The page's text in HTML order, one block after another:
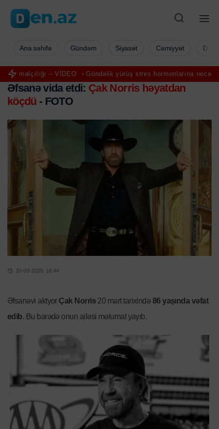
– VİDEO Gündəlik yürüş stres hormonlarına necə təsir edir? -
Ana səhifə Gündəm Siyasət Cəmiyyət
Əfsanə vida etdi: Çak Norris həyatdan
köçdü - FOTO
20-03-2026, 18:44
Əfsanəvi aktyor Çak Norris20 mart tarixində 86 yaşında vəfat
edib. Bu barədə onun ailəsi məlumat yayıb.